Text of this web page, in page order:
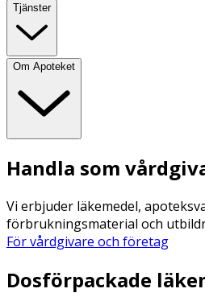
Tjänster
Om Apoteket
Handla som
Vi erbjuder läkemedel,
förbrukningsmaterial och
För vårdgivare och företag
Dosförpackade